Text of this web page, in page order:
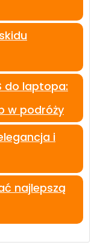
do laptopa:
w podróży
i
najlepszą